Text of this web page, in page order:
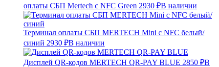
оплаты СБП Mertech с NFC Green 2930 ₽В наличии
Терминал оплаты СБП MERTECH Mini с NFC белый/
синий 2930 ₽В наличии
Дисплей QR-кодов MERTECH QR-PAY BLUE 2850 ₽В